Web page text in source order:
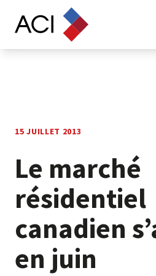
Skip to content
15 JUILLET 2013
Le marché
résidentiel
canadien
en juin